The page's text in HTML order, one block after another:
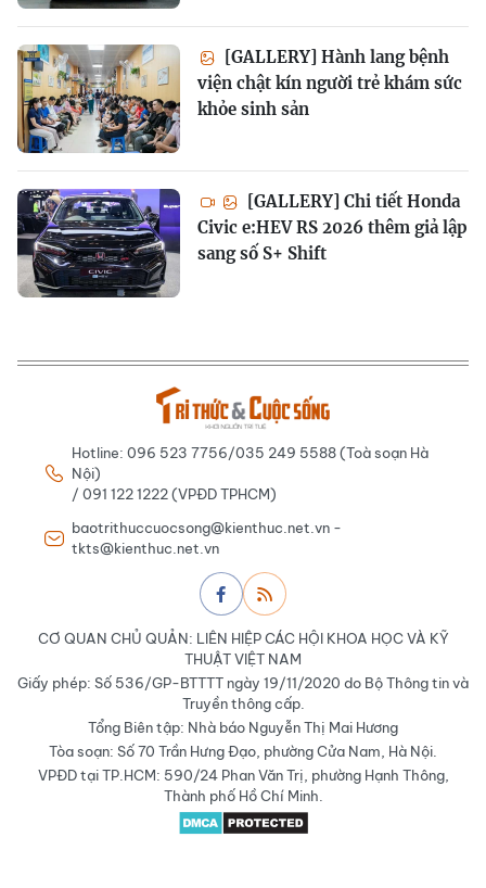
[GALLERY] Hành lang bệnh
viện chật kín người trẻ khám sức
khỏe sinh sản
[GALLERY] Chi tiết Honda
Civic e:HEV RS 2026 thêm giả lập
sang số S+ Shift
Hotline: 096 523 7756/035 249 5588 (Toà soạn Hà
Nội)
/ 091 122 1222 (VPĐD TPHCM)
baotrithuccuocsong@kienthuc.net.vn -
tkts@kienthuc.net.vn
CƠ QUAN CHỦ QUẢN: LIÊN HIỆP CÁC HỘI KHOA HỌC VÀ KỸ
THUẬT VIỆT NAM
Giấy phép: Số 536/GP-BTTTT ngày 19/11/2020 do Bộ Thông tin và
Truyền thông cấp.
Tổng Biên tập: Nhà báo Nguyễn Thị Mai Hương
Tòa soạn: Số 70 Trần Hưng Đạo, phường Cửa Nam, Hà Nội.
VPĐD tại TP.HCM: 590/24 Phan Văn Trị, phường Hạnh Thông,
Thành phố Hồ Chí Minh.